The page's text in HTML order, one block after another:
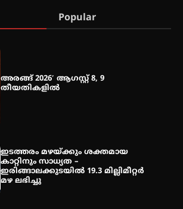
തേലപ്പിളളി പാറേമൽ വറീത്
Popular
അരങ്ങ് 2026′ ആഗസ്റ്റ് 8, 9
തീയതികളിൽ
ഇടത്തരം മഴയ്ക്കും ശക്തമായ
കാറ്റിനും സാധ്യത –
ഇരിങ്ങാലക്കുടയിൽ 19.3 മില്ലിമീറ്റർ
മഴ ലഭിച്ചു